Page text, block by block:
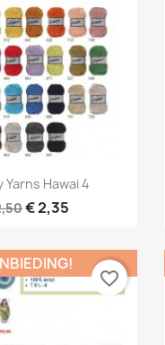
bekijken
Yarns Hawai 4
€ 2,35
favorite_border